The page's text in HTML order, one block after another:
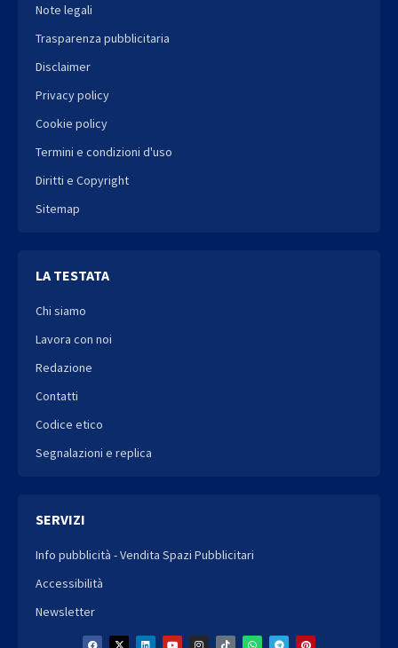
Note legali
Trasparenza pubblicitaria
Disclaimer
Privacy policy
Cookie policy
Termini e condizioni d'uso
Diritti e Copyright
Sitemap
LA TESTATA
Chi siamo
Lavora con noi
Redazione
Contatti
Codice etico
Segnalazioni e replica
SERVIZI
Info pubblicità - Vendita Spazi Pubblicitari
Accessibilità
Newsletter